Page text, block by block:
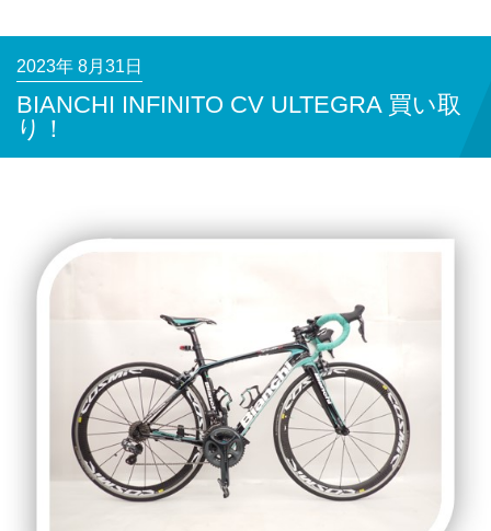
2023年 8月31日
BIANCHI INFINITO CV ULTEGRA 買い取
り！